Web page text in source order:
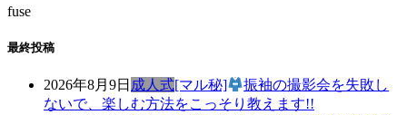
fuse
最終投稿
2026年8月9日 成人式[マル秘]
振袖の撮影会を失敗し
ないで、楽しむ方法をこっそり教えます!!